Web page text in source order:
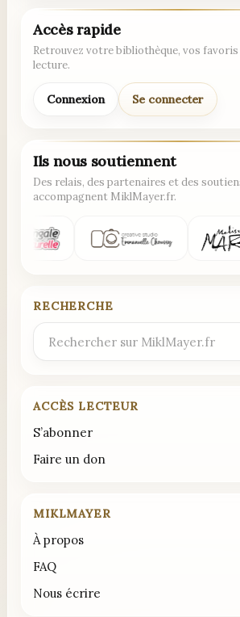
Accès rapide
Retrouvez votre bibliothèque, vos
lecture.
Connexion Se connecter
Ils nous soutiennent
Des relais, des partenaires et des
accompagnent MiklMayer.fr.
RECHERCHE
Rechercher
ACCÈS LECTEUR
S’abonner
Faire un don
MIKLMAYER
À propos
FAQ
Nous écrire